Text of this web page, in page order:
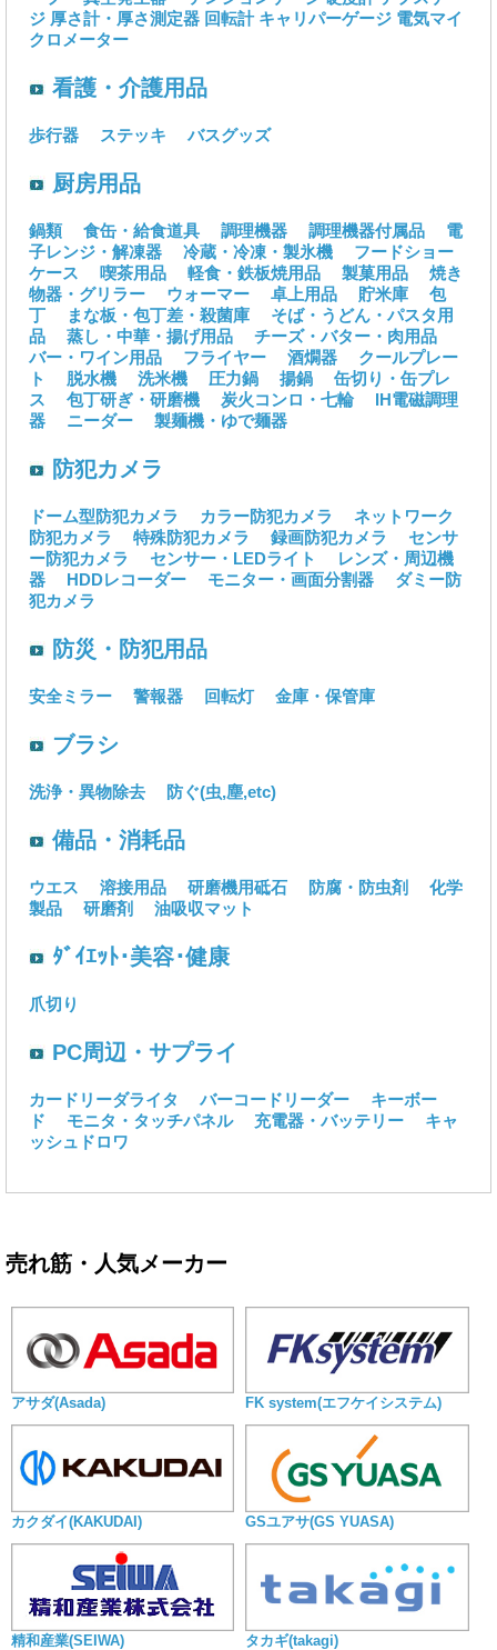
ジ 厚さ計・厚さ測定器 回転計 キャリパーゲージ 電気マイ
クロメーター
看護・介護用品
歩行器 ステッキ バスグッズ
厨房用品
鍋類 食缶・給食道具 調理機器 調理機器付属品
電
子レンジ・解凍器
冷蔵・冷凍・製氷機
フードショー
ケース
喫茶用品 軽食・鉄板焼用品 製菓用品
焼き
物器・グリラー
ウォーマー 卓上用品 貯米庫
包
丁
まな板・包丁差・殺菌庫
そば・うどん・パスタ用
品
蒸し・中華・揚げ用品
チーズ・バター・肉用品
バー・ワイン用品
フライヤー 酒燗器
クールプレー
ト
脱水機 洗米機 圧力鍋 揚鍋
缶切り・缶プレ
ス
包丁研ぎ・研磨機 炭火コンロ・七輪
IH電磁調理
器
ニーダー 製麺機・ゆで麺器
防犯カメラ
ドーム型防犯カメラ カラー防犯カメラ
ネットワーク
防犯カメラ
特殊防犯カメラ 録画防犯カメラ
センサ
ー防犯カメラ
センサー・LEDライト
レンズ・周辺機
器
HDDレコーダー モニター・画面分割器
ダミー防
犯カメラ
防災・防犯用品
安全ミラー 警報器 回転灯 金庫・保管庫
ブラシ
洗浄・異物除去 防ぐ(虫,塵,etc)
備品・消耗品
ウエス 溶接用品 研磨機用砥石 防腐・防虫剤
化学
製品
研磨剤 油吸収マット
ﾀﾞｲｴｯﾄ･美容･健康
爪切り
PC周辺・サプライ
カードリーダライタ バーコードリーダー
キーボー
ド
モニタ・タッチパネル 充電器・バッテリー
キャ
ッシュドロワ
売れ筋・人気メーカー
アサダ(Asada) FK system(エフケイシステム)
カクダイ(KAKUDAI) GSユアサ(GS YUASA)
精和産業(SEIWA) タカギ(takagi)